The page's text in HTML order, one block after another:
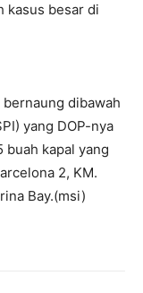
kasus besar di
dibawah
yang DOP-nya
buah kapal yang
2, KM.
Bay.(msi)